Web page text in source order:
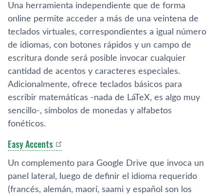
Una herramienta independiente que de forma
online permite acceder a más de una veintena de
teclados virtuales, correspondientes a igual número
de idiomas, con botones rápidos y un campo de
escritura donde será posible invocar cualquier
cantidad de acentos y caracteres especiales.
Adicionalmente, ofrece teclados básicos para
escribir matemáticas -nada de LáTeX, es algo muy
sencillo-, sí­mbolos de monedas y alfabetos
fonéticos.
Easy Accents
Un complemento para Google Drive que invoca un
panel lateral, luego de definir el idioma requerido
(francés, alemán, maorí­, saami y español son los